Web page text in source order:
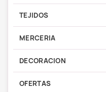
TEJIDOS
MERCERIA
DECORACION
OFERTAS